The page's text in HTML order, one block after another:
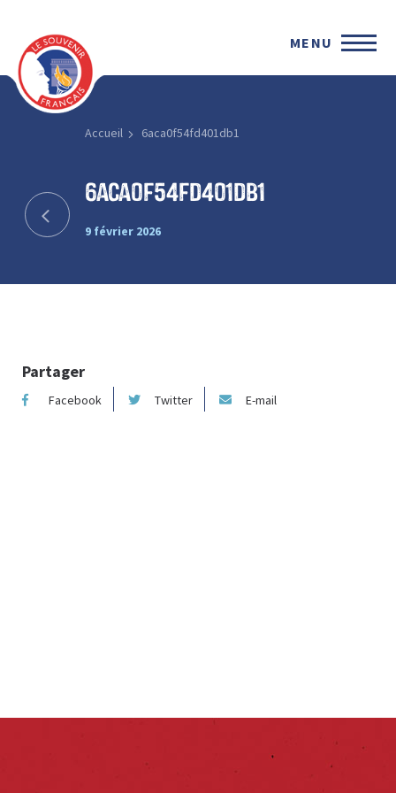
MENU
Accueil 6aca0f54fd401db1
6aca0f54fd401db1
9 février 2026
Partager
Facebook Twitter E-mail